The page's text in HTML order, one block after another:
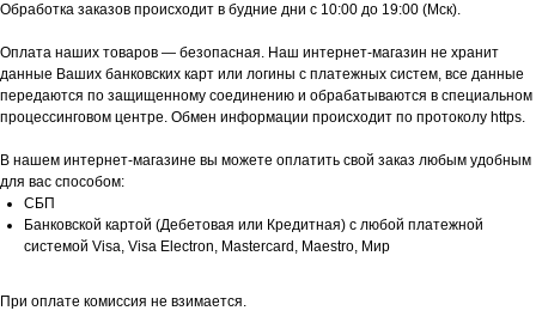
Обработка заказов происходит в будние дни с 10:00 до 19:00 (Мск).
Оплата наших товаров — безопасная. Наш интернет-магазин не хранит
данные Ваших банковских карт или логины с платежных систем, все данные
передаются по защищенному соединению и обрабатываются в специальном
процессинговом центре. Обмен информации происходит по протоколу https.
В нашем интернет-магазине вы можете оплатить свой заказ любым удобным
для вас способом:
СБП
Банковской картой (Дебетовая или Кредитная) с любой платежной
системой Visa, Visa Electron, Mastercard, Maestro, Мир
При оплате комиссия не взимается.